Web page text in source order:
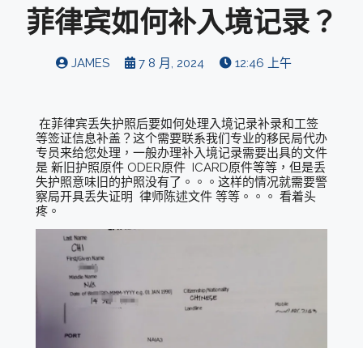
菲律宾如何补入境记录？
JAMES 7 8 月, 2024 12:46 上午
在菲律宾丢失护照后要如何处理入境记录补录和工签
等签证信息补盖？这个需要联系我们专业的移民局代办
专员来给您处理，一般办理补入境记录需要出具的文件
是 新旧护照原件 ODER原件 ICARD原件等等，但是丢
失护照意味旧的护照没有了。。。这样的情况就需要警
察局开具丢失证明 律师陈述文件 等等。。。 看着头
疼。